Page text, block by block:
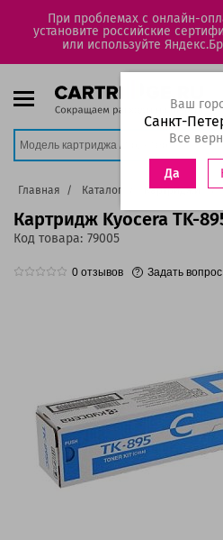
При проблемах с онлайн-
установите российские
или используйте
Ваш
Санкт-
Все
Да
Главная Каталог Картриджи
Картридж Kyocera TK-
Код товара: 79005
0 отзывов Задать вопрос